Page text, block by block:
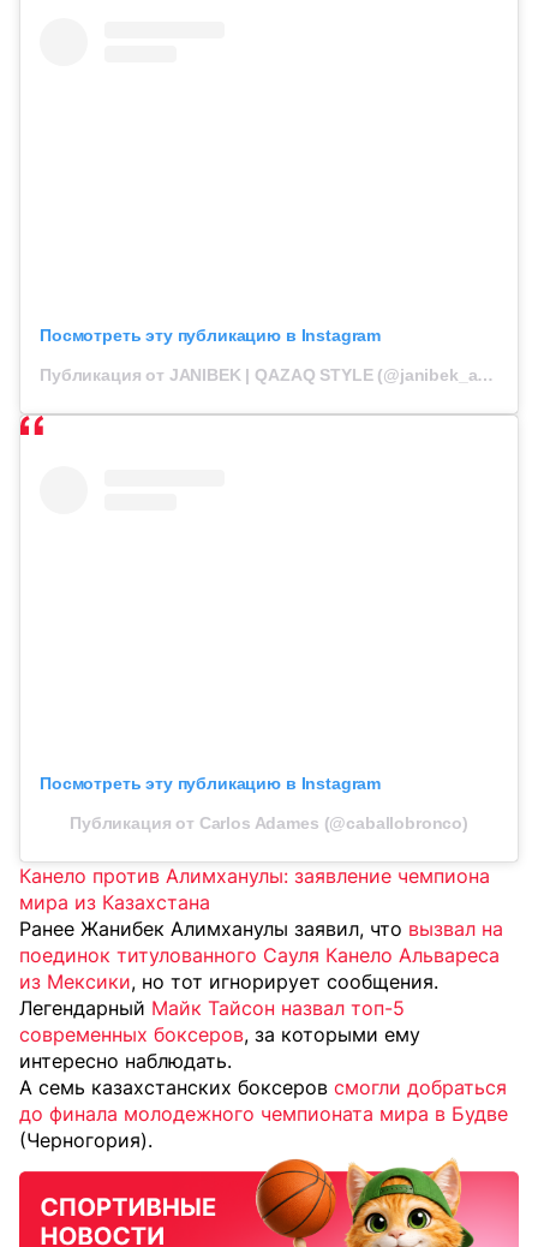
Посмотреть эту публикацию в Instagram
Публикация от JANIBEK | QAZAQ STYLE (@janibek_alimkhanuly)
Посмотреть эту публикацию в Instagram
Публикация от Carlos Adames (@caballobronco)
Канело против Алимханулы: заявление чемпиона
мира из Казахстана
Ранее Жанибек Алимханулы заявил, что вызвал на
поединок титулованного Сауля Канело Альвареса
из Мексики, но тот игнорирует сообщения.
Легендарный Майк Тайсон назвал топ-5
современных боксеров, за которыми ему
интересно наблюдать.
А семь казахстанских боксеров смогли добраться
до финала молодежного чемпионата мира в Будве
(Черногория).